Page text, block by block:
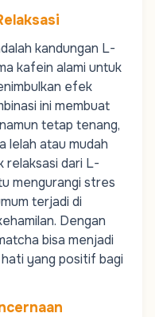
kandungan L-
kafein alami untuk
efek
ini membuat
tetap tenang,
lelah atau mudah
relaksasi dari L-
mengurangi stres
terjadi di
Dengan
bisa menjadi
yang positif bagi